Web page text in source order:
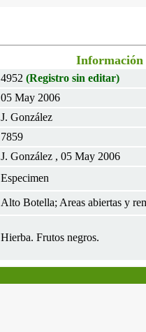
Información
4952 (Registro sin editar)
05 May 2006
J. González
7859
J. González , 05 May 2006
Especimen
Alto Botella; Areas abiertas y
Hierba. Frutos negros.